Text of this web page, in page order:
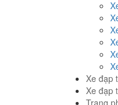
Xe đạp
Xe đạp
Trang